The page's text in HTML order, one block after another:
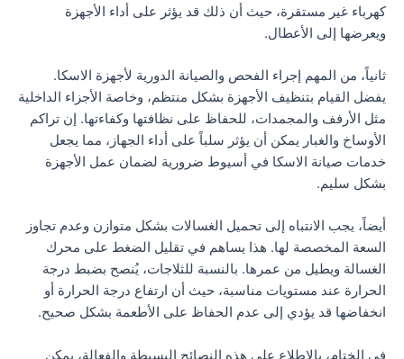
كهرباء غير مستقرة، حيث أن ذلك قد يؤثر على أداء الأجهزة
ويعرضها إلى الأعطال.
ثانياً، من المهم إجراء الفحص والصيانة الدورية لأجهزة الاسكا.
يفضل القيام بتنظيف الأجهزة بشكل منتظم، وخاصة الأجزاء الداخلية
مثل الأرفف والمجمدات، للحفاظ على نظافتها وكفاءتها. إن تراكم
الأوساخ والغبار يمكن أن يؤثر سلباً على أداء الجهاز، مما يجعل
خدمات صيانة الاسكا في أسيوط ضرورية لضمان عمل الأجهزة
بشكل سليم.
أيضاً، يجب الانتباه إلى تحميل الغسالات بشكل متوازن وعدم تجاوز
السعة المخصصة لها. هذا يساهم في تقليل الضغط على محرك
الغسالة ويطيل من عمرها. بالنسبة للثلاجات، يُنصح بضبط درجة
الحرارة عند مستويات مناسبة، حيث أن ارتفاع درجة الحرارة أو
انخفاضها قد يؤدي إلى عدم الحفاظ على الأطعمة بشكل صحيح.
في الختام، بالإطلاع على هذه النصائح البسيطة والفعالة، يمكن